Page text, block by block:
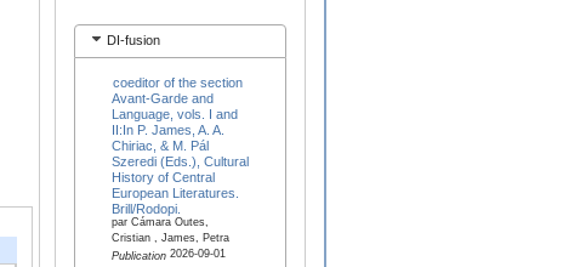
DI-fusion
coeditor of the section
Avant-Garde and
Language, vols. I and
II:In P. James, A. A.
Chiriac, & M. Pál
Szeredi (Eds.), Cultural
History of Central
European Literatures.
Brill/Rodopi.
par Cámara Outes,
Cristian , James, Petra
Publication2026-09-01